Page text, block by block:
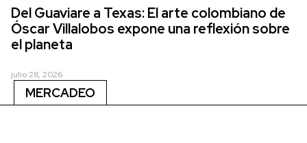
Del Guaviare a Texas: El arte colombiano de
Óscar Villalobos expone una reflexión sobre
el planeta
julio 28, 2026
MERCADEO